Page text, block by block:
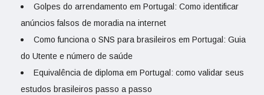
Golpes do arrendamento em Portugal: Como identificar
anúncios falsos de moradia na internet
Como funciona o SNS para brasileiros em Portugal: Guia
do Utente e número de saúde
Equivalência de diploma em Portugal: como validar seus
estudos brasileiros passo a passo